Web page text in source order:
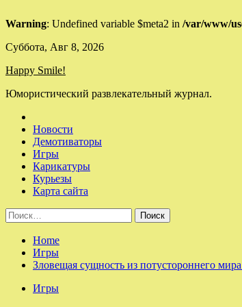
Warning: Undefined variable $meta2 in /var/www/
Skip
content
Суббота, Авг 8, 2026
Happy Smile!
Юмористический развлекательный журнал.
Новости
Демотиваторы
Игры
Карикатуры
Курьезы
Карта сайта
Найти:
Home
Игры
Зловещая сущность из потустороннего
Игры